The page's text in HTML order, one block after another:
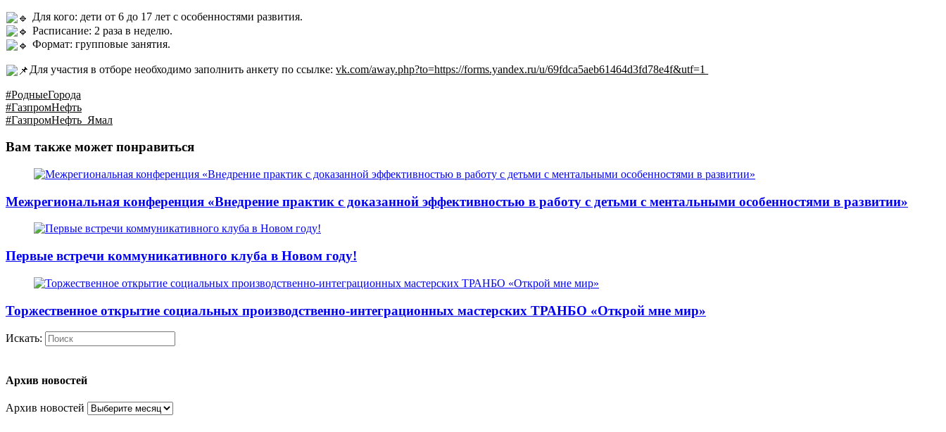
Для кого: дети от 6 до 17 лет с особенностями развития.
Расписание: 2 раза в неделю.
Формат: групповые занятия.
Для участия в отборе необходимо заполнить анкету по ссылке:vk.com/away.php?to=https://forms.yandex.ru/u/69fdca5aeb61464d3fd78e4f&utf=1
#РодныеГорода
#ГазпромНефть
#ГазпромНефть_Ямал
Вам также может понравиться
Межрегиональная конференция «Внедрение практик с доказанной эффективностью в работу с детьми с ментальными особенностями в развитии»
Первые встречи коммуникативного клуба в Новом году!
Торжественное открытие социальных производственно-интеграционных мастерских ТРАНБО «Открой мне мир»
Искать:
Архив новостей
Архив новостей